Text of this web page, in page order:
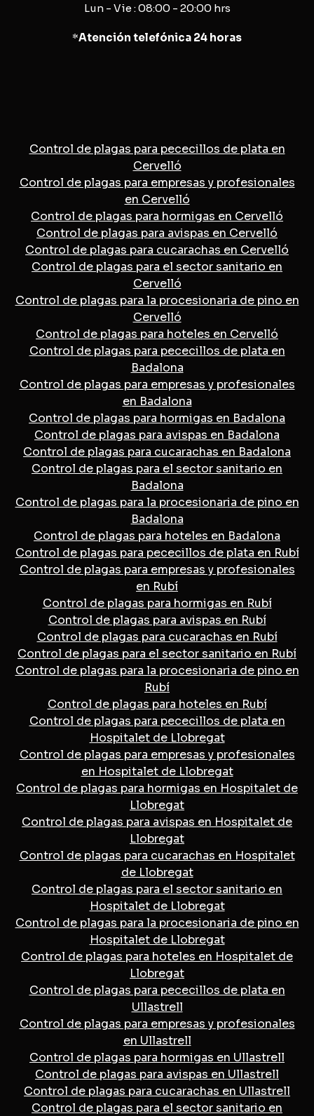
Lun - Vie : 08:00 - 20:00 hrs
*Atención telefónica 24 horas
Control de plagas para pececillos de plata en
Cervelló
Control de plagas para empresas y profesionales
en Cervelló
Control de plagas para hormigas en Cervelló
Control de plagas para avispas en Cervelló
Control de plagas para cucarachas en Cervelló
Control de plagas para el sector sanitario en
Cervelló
Control de plagas para la procesionaria de pino en
Cervelló
Control de plagas para hoteles en Cervelló
Control de plagas para pececillos de plata en
Badalona
Control de plagas para empresas y profesionales
en Badalona
Control de plagas para hormigas en Badalona
Control de plagas para avispas en Badalona
Control de plagas para cucarachas en Badalona
Control de plagas para el sector sanitario en
Badalona
Control de plagas para la procesionaria de pino en
Badalona
Control de plagas para hoteles en Badalona
Control de plagas para pececillos de plata en Rubí
Control de plagas para empresas y profesionales
en Rubí
Control de plagas para hormigas en Rubí
Control de plagas para avispas en Rubí
Control de plagas para cucarachas en Rubí
Control de plagas para el sector sanitario en Rubí
Control de plagas para la procesionaria de pino en
Rubí
Control de plagas para hoteles en Rubí
Control de plagas para pececillos de plata en
Hospitalet de Llobregat
Control de plagas para empresas y profesionales
en Hospitalet de Llobregat
Control de plagas para hormigas en Hospitalet de
Llobregat
Control de plagas para avispas en Hospitalet de
Llobregat
Control de plagas para cucarachas en Hospitalet
de Llobregat
Control de plagas para el sector sanitario en
Hospitalet de Llobregat
Control de plagas para la procesionaria de pino en
Hospitalet de Llobregat
Control de plagas para hoteles en Hospitalet de
Llobregat
Control de plagas para pececillos de plata en
Ullastrell
Control de plagas para empresas y profesionales
en Ullastrell
Control de plagas para hormigas en Ullastrell
Control de plagas para avispas en Ullastrell
Control de plagas para cucarachas en Ullastrell
Control de plagas para el sector sanitario en